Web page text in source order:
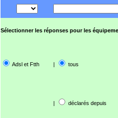
Sélectionner les réponses pour les
Adsl et Ftth | tous
| déclarés depuis